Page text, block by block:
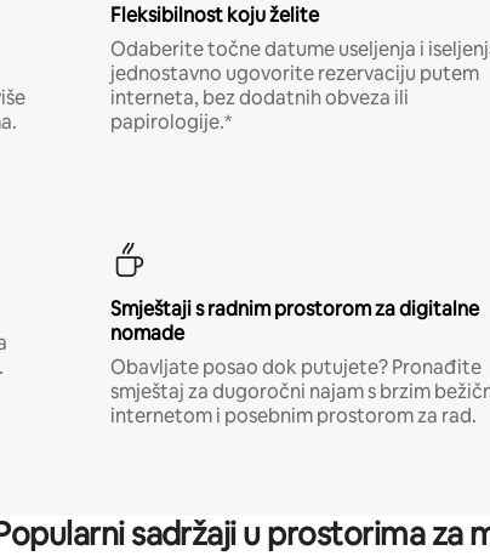
Fleksibilnost koju želite
Odaberite točne datume useljenja i
jednostavno ugovorite rezervaciju putem
interneta, bez dodatnih obveza ili
papirologije.*
Smještaji s radnim prostorom za digitalne
nomade
Obavljate posao dok putujete? Pronađite
smještaj za dugoročni najam s brzim
internetom i posebnim prostorom za rad.
sadržaji u prostorima za